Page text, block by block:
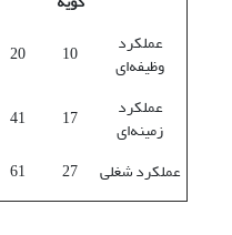
عملکرد
وظیفه‌ای 10
20
عملکرد
زمینه‌ای 17
41
عملکرد شغلی
27
61